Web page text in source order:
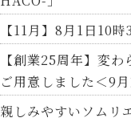
【11月】8月1日10
【創業25周年】変
ご用意しました＜9
親しみやすいソムリ